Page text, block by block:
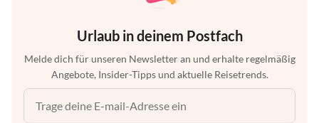
Urlaub in deinem Postfach
Melde dich für unseren Newsletter an und erhalte regelmäßig
Angebote, Insider-Tipps und aktuelle Reisetrends.